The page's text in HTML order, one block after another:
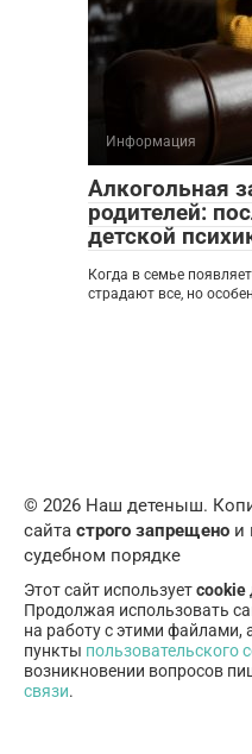
Информация
Алкогольная
родителей:
детской
Когда в семье
страдают все, но
© 2026 Наш детеныш.
сайта строго запрещено и
судебном порядке
Этот сайт используетcookie
Продолжая использовать
на работу с этими файлами,
пункты пользовательского
возникновении вопросов
связи.